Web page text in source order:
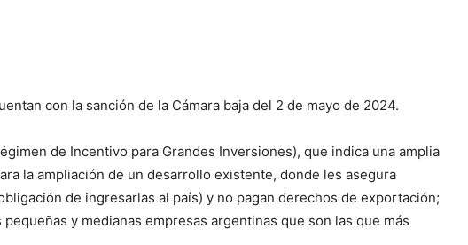
con la sanción de la Cámara baja del 2 de mayo de 2024.
de Incentivo para Grandes Inversiones), que indica una amplia
la ampliación de un desarrollo existente, donde les asegura
de ingresarlas al país) y no pagan derechos de exportación;
y medianas empresas argentinas que son las que más